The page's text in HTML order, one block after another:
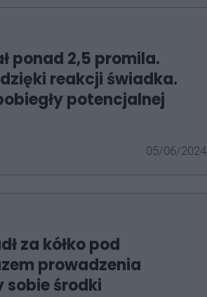
ponad 2,5 promila.
reakcji świadka.
potencjalnej
05/06/2024
za kółko pod
prowadzenia
sobie środki